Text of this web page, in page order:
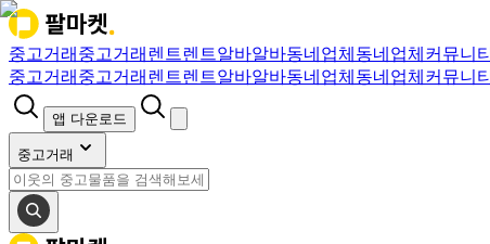
중고거래 중고거래 렌트렌트알바알바동네업체 동네업체 커뮤니티
중고거래 중고거래 렌트렌트알바알바동네업체 동네업체 커뮤니티
앱 다운로드
중고거래